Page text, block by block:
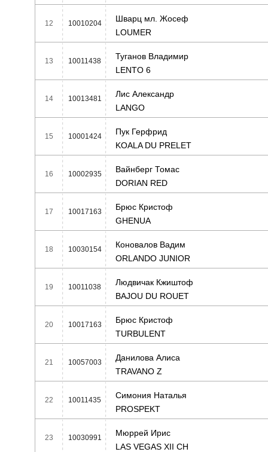
12 10010204
Шварц мл. Жосеф
LOUMER
13 10011438
Туганов Владимир
LENTO 6
14 10013481
Лис Александр
LANGO
15 10001424
Пук Герфрид
KOALA DU PRELET
16 10002935
Вайнберг Томас
DORIAN RED
17 10017163
Брюс Кристоф
GHENUA
18 10030154
Коновалов Вадим
ORLANDO JUNIOR
19 10011038
Людвичак Кжиштоф
BAJOU DU ROUET
20 10017163
Брюс Кристоф
TURBULENT
21 10057003
Данилова Алиса
TRAVANO Z
22 10011435
Симония Наталья
PROSPEKT
23 10030991
Мюррей Ирис
LAS VEGAS XII CH